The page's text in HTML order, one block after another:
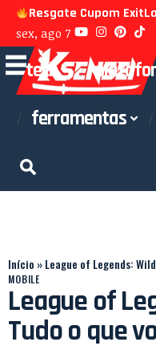
Resgate Cupom
sex, ago 7
tech
ferramentas
Início »League of Legends:
MOBILE
League of
Tudo o que